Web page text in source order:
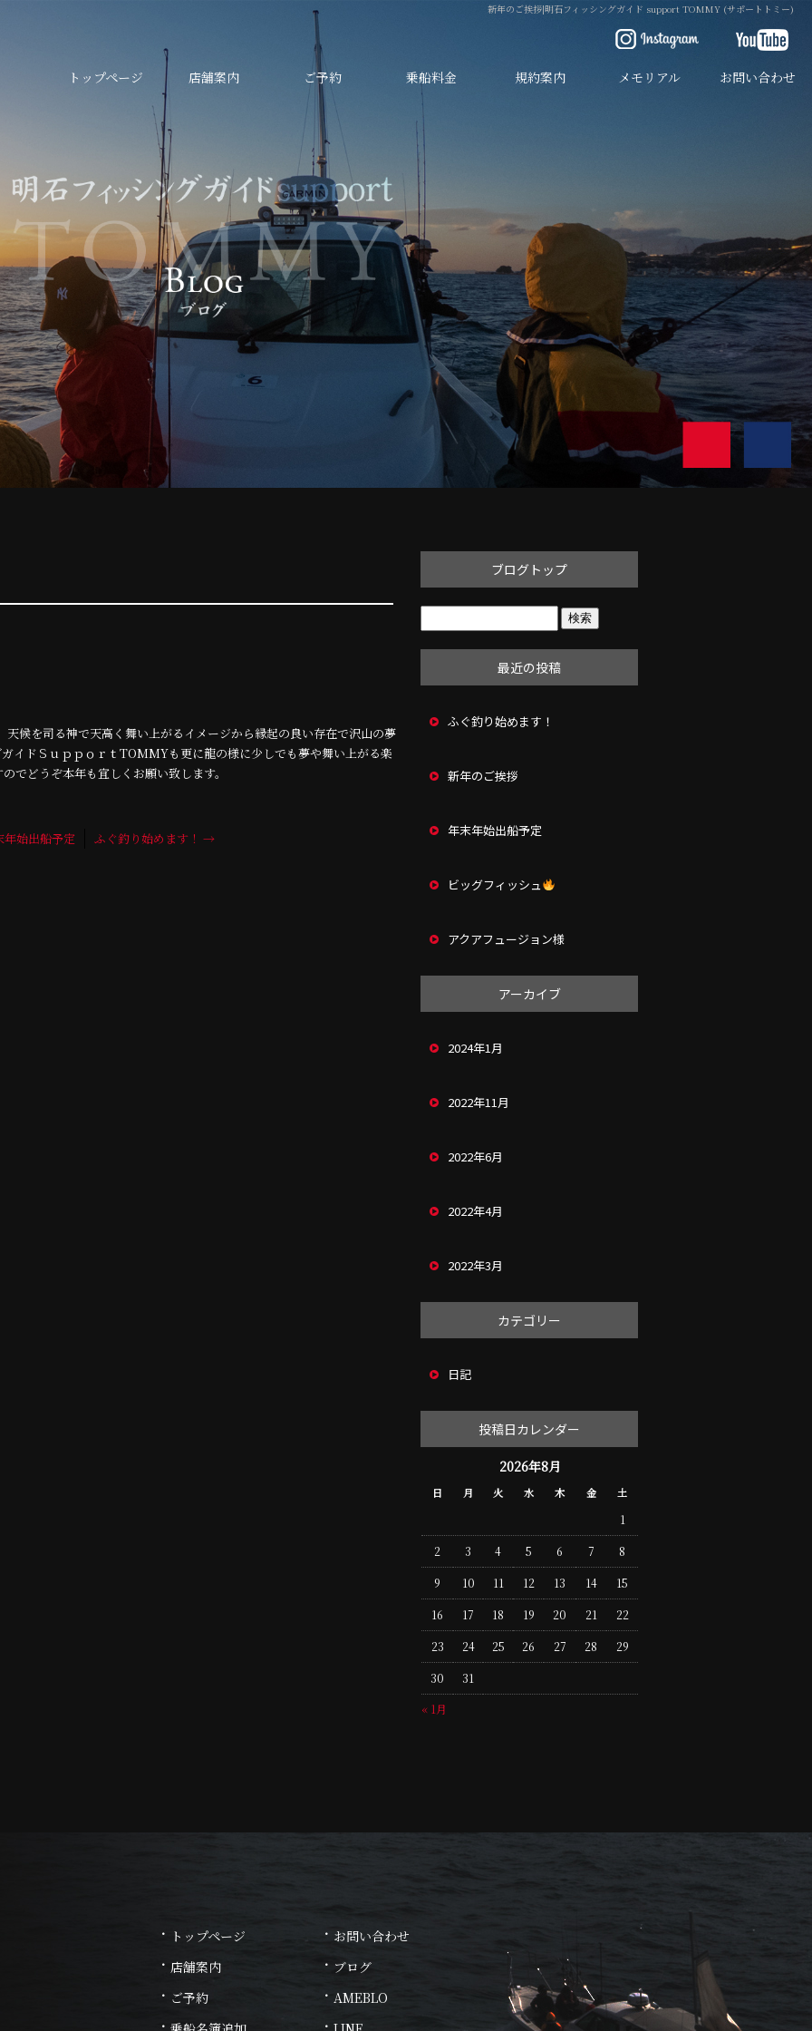
新年のご挨拶|明石フィッシングガイド support TOMMY (サポートトミー)
トップページ 店舗案内 ご予約 乗船料金 規約案内 メモリアル お問い合わせ
候を司る神で天高く舞い上がるイメージから縁起の良い存在で沢山の夢
イドＳｕｐｐｏｒｔTOMMYも更に龍の様に少しでも夢や舞い上がる楽
でどうぞ本年も宜しくお願い致します。
始出船予定 ふぐ釣り始めます！ →
ブログトップ
最近の投稿
ふぐ釣り始めます！
新年のご挨拶
年末年始出船予定
ビッグフィッシュ
アクアフュージョン様
アーカイブ
2024年1月
2022年11月
2022年6月
2022年4月
2022年3月
カテゴリー
日記
投稿日カレンダー
2026年8月
日 月 火 水 木 金 土
« 1月
1
2 3 4 5 6 7 8
9 10 11 12 13 14 15
16 17 18 19 20 21 22
23 24 25 26 27 28 29
30 31
トップページ
店舗案内
ご予約
お問い合わせ
ブログ
AMEBLO